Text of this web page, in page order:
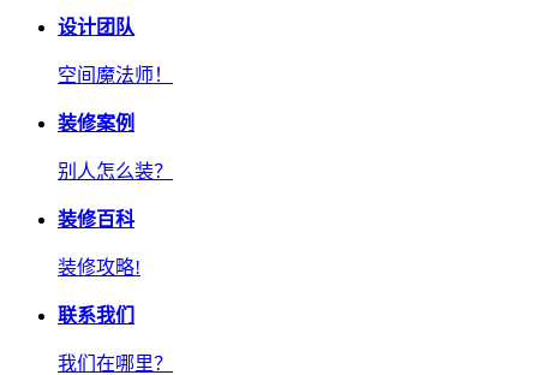
设计团队
空间魔法师！
装修案例
别人怎么装？
装修百科
装修攻略!
联系我们
我们在哪里？